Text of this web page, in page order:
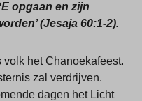
opgaan en zijn
(Jesaja 60:1-2).
het Chanoekafeest.
zal verdrijven.
dagen het Licht